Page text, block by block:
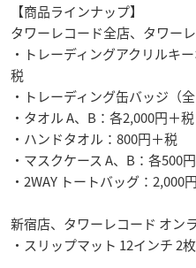
【商品ラインナップ】
タワーレコード全店、タワー
・トレーディングアクリルキ
税
・トレーディング缶バッジ（
・タオル A、B：各2,000円＋税
・ハンドタオル：800円＋税
・マスクケース A、B：各500
・2WAY トートバッグ：2,000
新宿店、タワーレコード オン
・スリップマット 12インチ 2